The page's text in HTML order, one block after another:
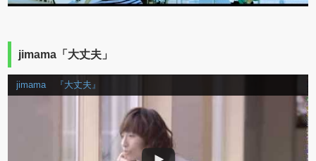
jimama「大丈夫」
jimama 『大丈夫』